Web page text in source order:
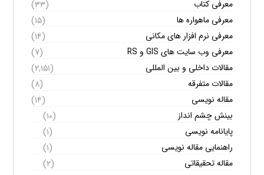
معرفی کتاب
(۳۳)
معرفی ماهواره ها
(۱۵)
معرفی نرم افزار های مکانی
(۱۴)
معرفی وب سایت های GIS و RS
(۷)
مقالات داخلی و بین المللی
(۲,۱۵۱)
مقالات متفرقه
(۸)
مقاله نویسی
(۱۴)
بینش چشم انداز
(۱۰)
پایانامه نویسی
(۱)
راهنمایی مقاله نویسی
(۱)
مقاله تحقیقاتی
(۲)